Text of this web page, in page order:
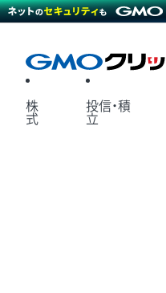
株
式
投信・積
立